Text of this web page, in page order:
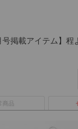
掲載アイテム】
商品